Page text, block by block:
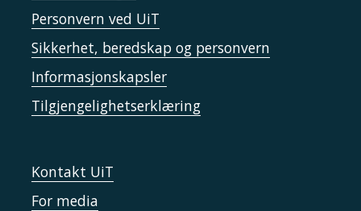
Personvern ved UiT
Sikkerhet, beredskap og personvern
Informasjonskapsler
Tilgjengelighetserklæring
Kontakt UiT
For media